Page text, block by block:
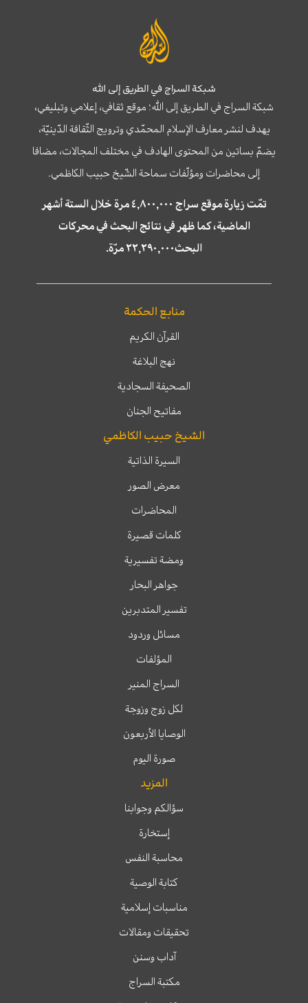
شبكة السراج في الطريق إلى الله
شبكة السراج في الطريق إلى الله؛ موقع ثقافي، إعلامي وتبليغي،
يهدف لنشر معارف الإسلام المحمّدي وترويج الثّقافة الدّينيّة،
يضمّ بساتين من المحتوى الهادف في مختلف المجالات، مضافا
إلى محاضرات ومؤلّفات سماحة الشّيخ حبيب الكاظمي.
تمّت زيارة موقع سراج ٤,٨٠٠,٠٠٠ مرة خلال الستة أشهر
الماضية، كما ظهر في نتائج البحث في محركات
البحث٢٢,٢٩٠,٠٠٠ مرّة.
منابع الحكمة
القرآن الكريم
نهج البلاغة
الصحيفة السجادية
مفاتيح الجنان
الشيخ حبيب الكاظمي
السيرة الذاتية
معرض الصور
المحاضرات
كلمات قصيرة
ومضة تفسيرية
جواهر البحار
تفسير المتدبرين
مسائل وردود
المؤلفات
السراج المنير
لكل زوج وزوجة
الوصايا الأربعون
صورة اليوم
المزيد
سؤالكم وجوابنا
إستخارة
محاسبة النفس
كتابة الوصية
مناسبات إسلامية
تحقيقات ومقالات
آداب وسنن
مكتبة السراج